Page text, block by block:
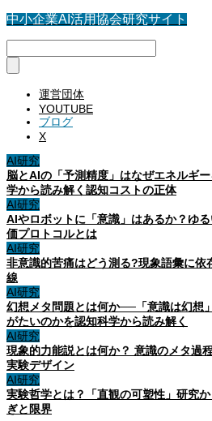
中小企業AI活用協会研究サイト
運営団体
YOUTUBE
ブログ
X
AI研究
脳とAIの「予測精度」はなぜエネルギ
学から読み解く認知コストの正体
AI研究
AIやロボットに「意識」はあるか？ゆ
価プロトコルとは
AI研究
非意識的苦痛はどう測る?現象語彙に
線
AI研究
幻想メタ問題とは何か──「意識は幻想
がたいのかを認知科学から読み解く
AI研究
現象的力能説とは何か？ 意識のメタ過
実験デザイン
AI研究
実験哲学とは？「直観の可塑性」研究
ぎと限界